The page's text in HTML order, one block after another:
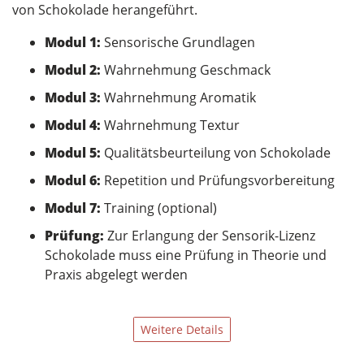
von Schokolade herangeführt.
Modul 1: Sensorische Grundlagen
Modul 2: Wahrnehmung Geschmack
Modul 3: Wahrnehmung Aromatik
Modul 4: Wahrnehmung Textur
Modul 5: Qualitätsbeurteilung von Schokolade
Modul 6: Repetition und Prüfungsvorbereitung
Modul 7: Training (optional)
Prüfung: Zur Erlangung der Sensorik-Lizenz
Schokolade muss eine Prüfung in Theorie und
Praxis abgelegt werden
Weitere Details